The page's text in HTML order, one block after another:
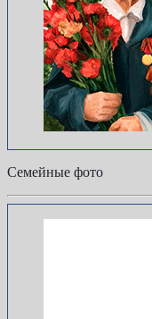
Семейные фото